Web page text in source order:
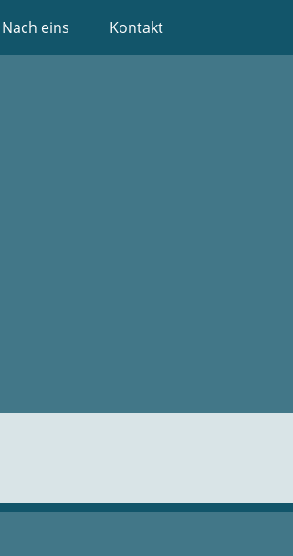
Nach eins Kontakt